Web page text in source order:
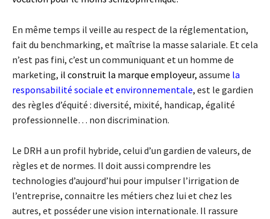
En même temps il veille au respect de la réglementation,
fait du benchmarking, et maîtrise la masse salariale. Et cela
n’est pas fini, c’est un communiquant et un homme de
marketing, il construit la marque employeur, assume la
responsabilité sociale et environnementale, est le gardien
des règles d’équité : diversité, mixité, handicap, égalité
professionnelle… non discrimination.
Le DRH a un profil hybride, celui d’un gardien de valeurs, de
règles et de normes. Il doit aussi comprendre les
technologies d’aujourd’hui pour impulser l’irrigation de
l’entreprise, connaitre les métiers chez lui et chez les
autres, et posséder une vision internationale. Il rassure